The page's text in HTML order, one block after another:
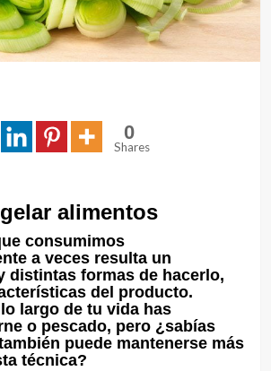
0
Shares
alimentos
consumimos
a veces resulta un
distintas formas de hacerlo,
del producto.
largo de tu vida has
o pescado, pero ¿sabías
puede mantenerse más
técnica?